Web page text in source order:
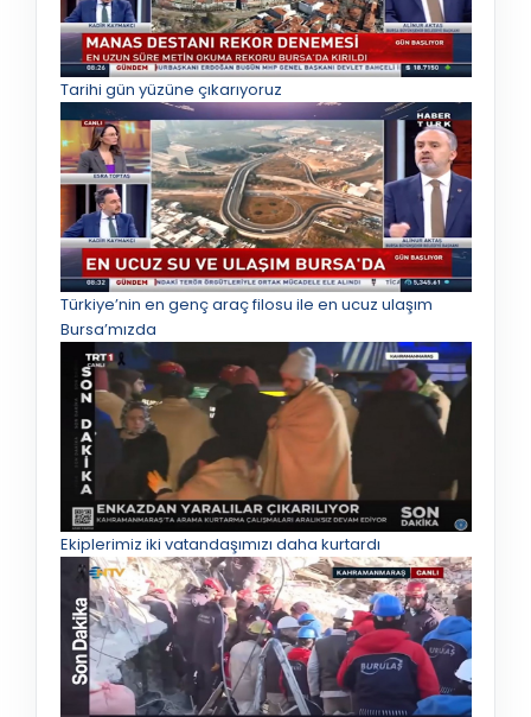
Tarihi gün yüzüne çıkarıyoruz
Türkiye’nin en genç araç filosu ile en ucuz ulaşım
Bursa’mızda
Ekiplerimiz iki vatandaşımızı daha kurtardı